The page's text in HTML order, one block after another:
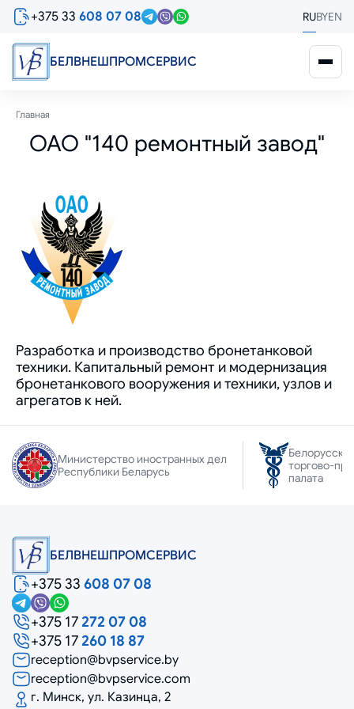
Перейти
содержанию
+375 33 608 07 08 RUBYEN
БЕЛВНЕШПРОМСЕРВИС
Строка
навигации
Главная
ОАО "140 ремонтный завод"
Разработка и производство бронетанковой
техники. Капитальный ремонт и модернизация
бронетанкового вооружения и техники, узлов и
агрегатов к ней.
Министерство иностранных дел
Республики Беларусь
Белорусская
торгово-
палата
БЕЛВНЕШПРОМСЕРВИС
+375 33 608 07 08
+375 17 272 07 08
+375 17 260 18 87
reception@bvpservice.by
reception@bvpservice.com
г. Минск, ул. Казинца, 2